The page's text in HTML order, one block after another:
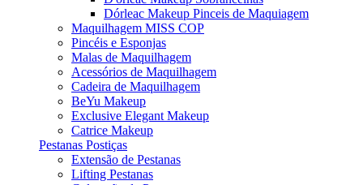
Dórleac Makeup Pinceis de Maquiagem
Maquilhagem MISS COP
Pincéis e Esponjas
Malas de Maquilhagem
Acessórios de Maquilhagem
Cadeira de Maquilhagem
BeYu Makeup
Exclusive Elegant Makeup
Catrice Makeup
Pestanas Postiças
Extensão de Pestanas
Lifting Pestanas